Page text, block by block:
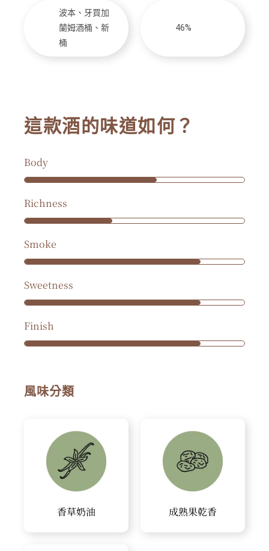
波本、牙買加
蘭姆酒桶、新
桶
46%
這款酒的味道如何？
Body
Richness
Smoke
Sweetness
Finish
風味分類
香草奶油 成熟果乾香